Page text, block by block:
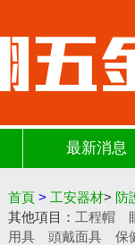
最新消息
首頁 > 工安器材> 防
其他項目： 工程帽
用具
頭戴面具 保